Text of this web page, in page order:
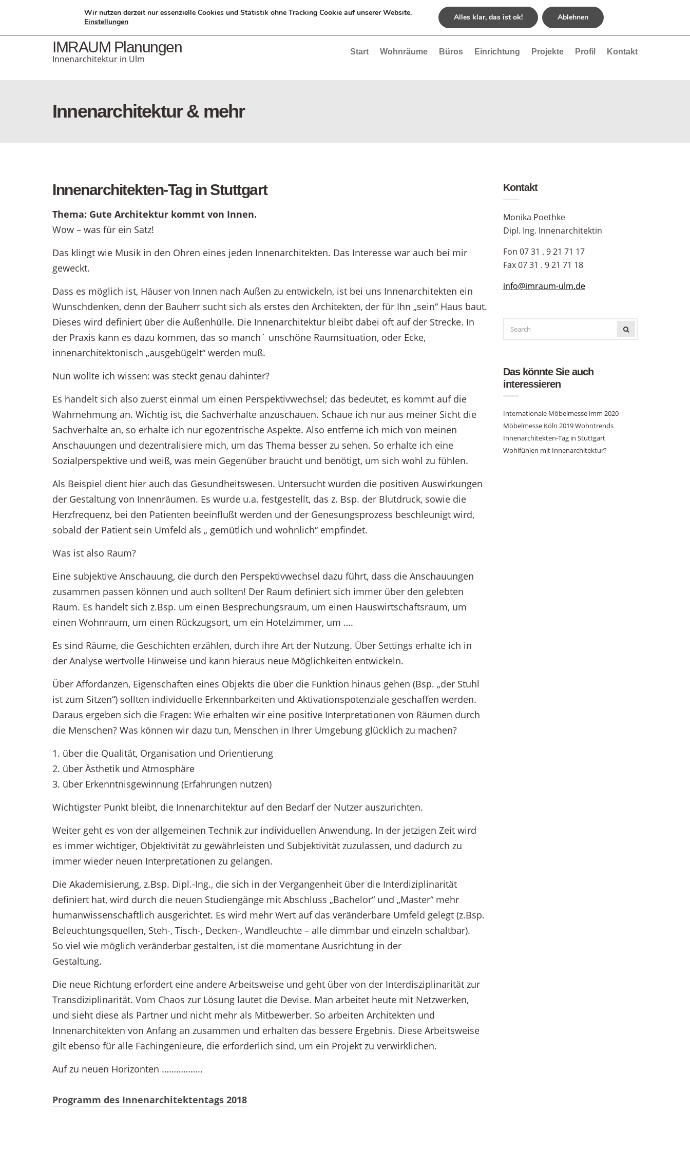
Monika Poethke, Dipl. Ing. Innenarchitektin Fon 07 31 . 9 21 71 17
IMRAUM Planungen
Innenarchitektur in Ulm
Start Wohnräume Büros Einrichtung Projekte Profil Kontakt
Innenarchitektur & mehr
Innenarchitekten-Tag in Stuttgart
Thema: Gute Architektur kommt von Innen.
Wow – was für ein Satz!
Das klingt wie Musik in den Ohren eines jeden Innenarchitekten. Das Interesse war auch bei mir
geweckt.
Dass es möglich ist, Häuser von Innen nach Außen zu entwickeln, ist bei uns Innenarchitekten ein
Wunschdenken, denn der Bauherr sucht sich als erstes den Architekten, der für Ihn „sein“ Haus baut.
Dieses wird definiert über die Außenhülle. Die Innenarchitektur bleibt dabei oft auf der Strecke. In
der Praxis kann es dazu kommen, das so manch´ unschöne Raumsituation, oder Ecke,
innenarchitektonisch „ausgebügelt“ werden muß.
Nun wollte ich wissen: was steckt genau dahinter?
Es handelt sich also zuerst einmal um einen Perspektivwechsel; das bedeutet, es kommt auf die
Wahrnehmung an. Wichtig ist, die Sachverhalte anzuschauen. Schaue ich nur aus meiner Sicht die
Sachverhalte an, so erhalte ich nur egozentrische Aspekte. Also entferne ich mich von meinen
Anschauungen und dezentralisiere mich, um das Thema besser zu sehen. So erhalte ich eine
Sozialperspektive und weiß, was mein Gegenüber braucht und benötigt, um sich wohl zu fühlen.
Als Beispiel dient hier auch das Gesundheitswesen. Untersucht wurden die positiven Auswirkungen
der Gestaltung von Innenräumen. Es wurde u.a. festgestellt, das z. Bsp. der Blutdruck, sowie die
Herzfrequenz, bei den Patienten beeinflußt werden und der Genesungsprozess beschleunigt wird,
sobald der Patient sein Umfeld als „ gemütlich und wohnlich“ empfindet.
Was ist also Raum?
Eine subjektive Anschauung, die durch den Perspektivwechsel dazu führt, dass die Anschauungen
zusammen passen können und auch sollten! Der Raum definiert sich immer über den gelebten
Raum. Es handelt sich z.Bsp. um einen Besprechungsraum, um einen Hauswirtschaftsraum, um
einen Wohnraum, um einen Rückzugsort, um ein Hotelzimmer, um ….
Es sind Räume, die Geschichten erzählen, durch ihre Art der Nutzung. Über Settings erhalte ich in
der Analyse wertvolle Hinweise und kann hieraus neue Möglichkeiten entwickeln.
Über Affordanzen, Eigenschaften eines Objekts die über die Funktion hinaus gehen (Bsp. „der Stuhl
ist zum Sitzen“) sollten individuelle Erkennbarkeiten und Aktivationspotenziale geschaffen werden.
Daraus ergeben sich die Fragen: Wie erhalten wir eine positive Interpretationen von Räumen durch
die Menschen? Was können wir dazu tun, Menschen in Ihrer Umgebung glücklich zu machen?
1. über die Qualität, Organisation und Orientierung
2. über Ästhetik und Atmosphäre
3. über Erkenntnisgewinnung (Erfahrungen nutzen)
Wichtigster Punkt bleibt, die Innenarchitektur auf den Bedarf der Nutzer auszurichten.
Weiter geht es von der allgemeinen Technik zur individuellen Anwendung. In der jetzigen Zeit wird
es immer wichtiger, Objektivität zu gewährleisten und Subjektivität zuzulassen, und dadurch zu
immer wieder neuen Interpretationen zu gelangen.
Die Akademisierung, z.Bsp. Dipl.-Ing., die sich in der Vergangenheit über die Interdiziplinarität
definiert hat, wird durch die neuen Studiengänge mit Abschluss „Bachelor“ und „Master“ mehr
humanwissenschaftlich ausgerichtet. Es wird mehr Wert auf das veränderbare Umfeld gelegt (z.Bsp.
Beleuchtungsquellen, Steh-, Tisch-, Decken-, Wandleuchte – alle dimmbar und einzeln schaltbar).
So viel wie möglich veränderbar gestalten, ist die momentane Ausrichtung in der
Gestaltung.
Die neue Richtung erfordert eine andere Arbeitsweise und geht über von der Interdisziplinarität zur
Transdiziplinarität. Vom Chaos zur Lösung lautet die Devise. Man arbeitet heute mit Netzwerken,
und sieht diese als Partner und nicht mehr als Mitbewerber. So arbeiten Architekten und
Innenarchitekten von Anfang an zusammen und erhalten das bessere Ergebnis. Diese Arbeitsweise
gilt ebenso für alle Fachingenieure, die erforderlich sind, um ein Projekt zu verwirklichen.
Auf zu neuen Horizonten ……………..
Programm des Innenarchitektentags 2018
Kontakt
Monika Poethke
Dipl. Ing. Innenarchitektin
Fon 07 31 . 9 21 71 17
Fax 07 31 . 9 21 71 18
info@imraum-ulm.de
FOR:
Das könnte Sie auch
interessieren
Internationale Möbelmesse imm 2020
Möbelmesse Köln 2019 Wohntrends
Innenarchitekten-Tag in Stuttgart
Wohlfühlen mit Innenarchitektur?
Wir nutzen derzeit nur essenzielle Cookies und Statistik ohne Tracking Cookie auf unserer Website.
Einstellungen
Alles klar, das ist ok! Ablehnen